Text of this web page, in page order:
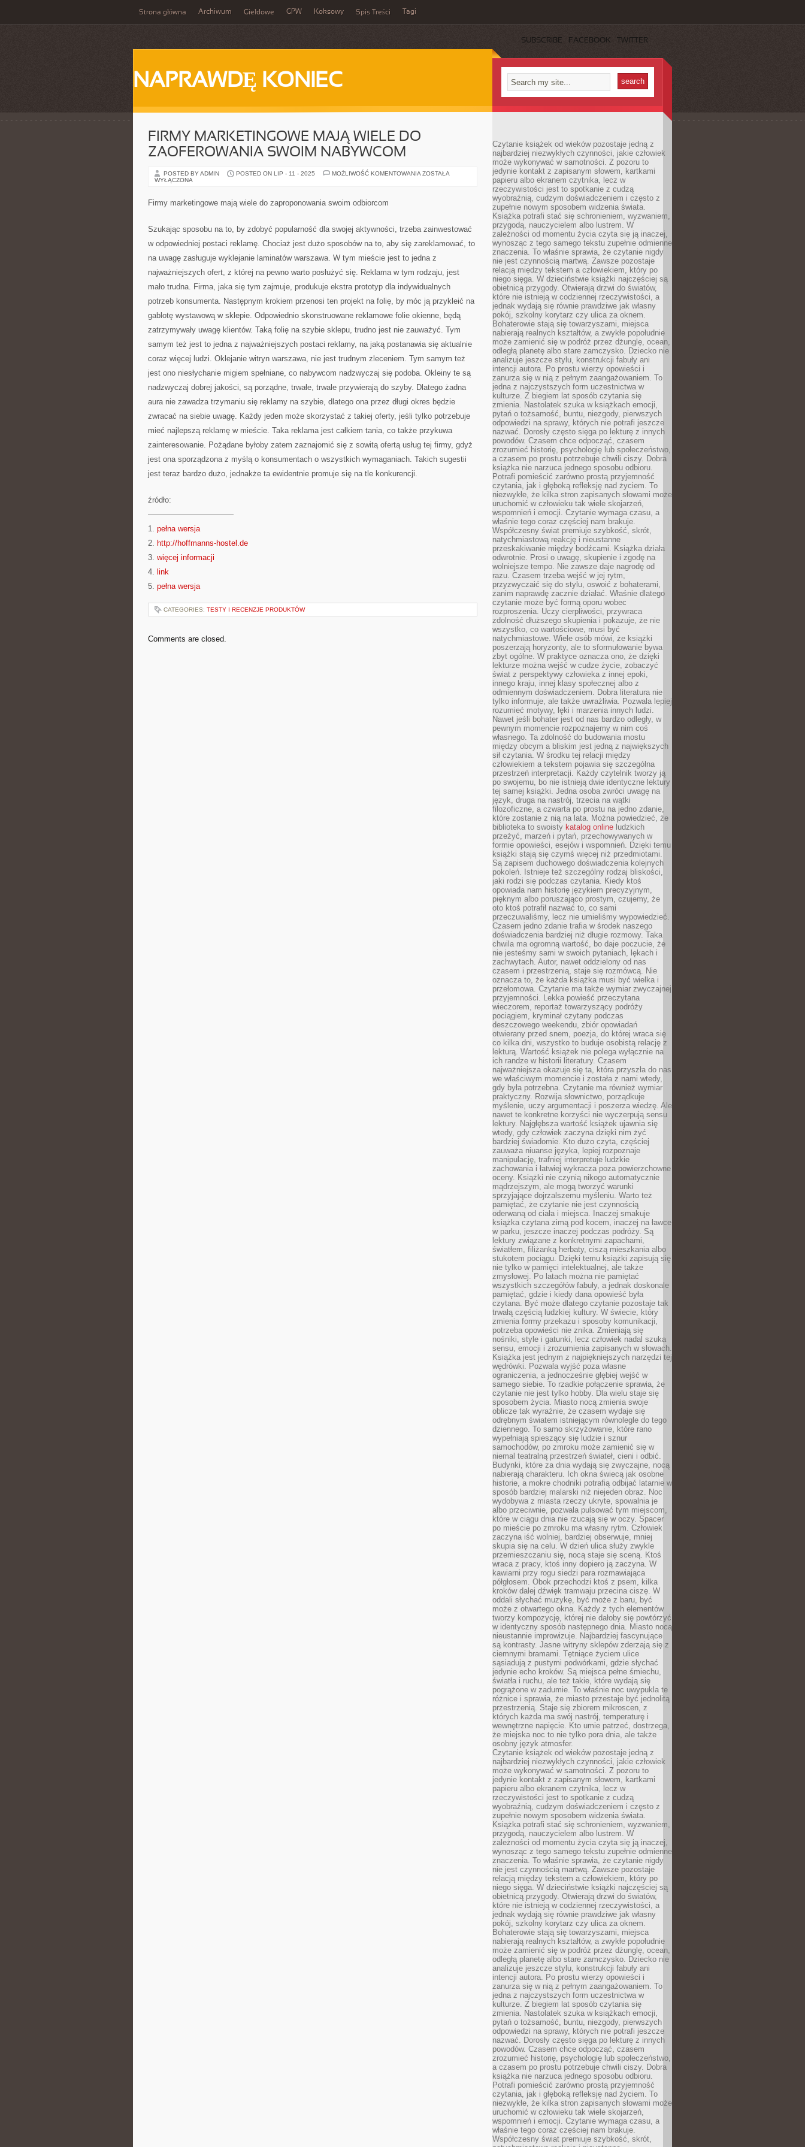
Strona główna Archiwum Giełdowe GPW Koksowy Spis Treści Tagi
SUBSCRIBE FACEBOOK TWITTER
NAPRAWDĘ KONIEC
FIRMY MARKETINGOWE MAJĄ WIELE DO
ZAOFEROWANIA SWOIM NABYWCOM
POSTED BY ADMIN POSTED ON LIP - 11 - 2025 MOŻLIWOŚĆ KOMENTOWANIA FIRMY
ZOSTAŁA
WYŁĄCZONA
Firmy marketingowe mają wiele do zaproponowania swoim odbiorcom
Szukając sposobu na to, by zdobyć popularność dla swojej aktywności, trzeba zainwestować
w odpowiedniej postaci reklamę. Chociaż jest dużo sposobów na to, aby się zareklamować, to
na uwagę zasługuje wyklejanie laminatów warszawa. W tym mieście jest to jedna z
najważniejszych ofert, z której na pewno warto posłużyć się. Reklama w tym rodzaju, jest
mało trudna. Firma, jaka się tym zajmuje, produkuje ekstra prototyp dla indywidualnych
potrzeb konsumenta. Następnym krokiem przenosi ten projekt na folię, by móc ją przykleić na
gablotę wystawową w sklepie. Odpowiednio skonstruowane reklamowe folie okienne, będą
zatrzymywały uwagę klientów. Taką folię na szybie sklepu, trudno jest nie zauważyć. Tym
samym też jest to jedna z najważniejszych postaci reklamy, na jaką postanawia się aktualnie
coraz więcej ludzi. Oklejanie witryn warszawa, nie jest trudnym zleceniem. Tym samym też
jest ono niesłychanie migiem spełniane, co nabywcom nadzwyczaj się podoba. Okleiny te są
nadzwyczaj dobrej jakości, są porządne, trwałe, trwale przywierają do szyby. Dlatego żadna
aura nie zawadza trzymaniu się reklamy na szybie, dlatego ona przez długi okres będzie
zwracać na siebie uwagę. Każdy jeden może skorzystać z takiej oferty, jeśli tylko potrzebuje
mieć najlepszą reklamę w mieście. Taka reklama jest całkiem tania, co także przykuwa
zainteresowanie. Pożądane byłoby zatem zaznajomić się z sowitą ofertą usług tej firmy, gdyż
jest ona sporządzona z myślą o konsumentach o wszystkich wymaganiach. Takich sugestii
jest teraz bardzo dużo, jednakże ta ewidentnie promuje się na tle konkurencji.
źródło:
———————————
1. pełna wersja
2. http://hoffmanns-hostel.de
3. więcej informacji
4. link
5. pełna wersja
CATEGORIES: TESTY I RECENZJE PRODUKTÓW
Comments are closed.
Czytanie książek od wieków pozostaje jedną z
najbardziej niezwykłych czynności, jakie człowiek
może wykonywać w samotności. Z pozoru to
jedynie kontakt z zapisanym słowem, kartkami
papieru albo ekranem czytnika, lecz w
rzeczywistości jest to spotkanie z cudzą
wyobraźnią, cudzym doświadczeniem i często z
zupełnie nowym sposobem widzenia świata.
Książka potrafi stać się schronieniem, wyzwaniem,
przygodą, nauczycielem albo lustrem. W
zależności od momentu życia czyta się ją inaczej,
wynosząc z tego samego tekstu zupełnie odmienne
znaczenia. To właśnie sprawia, że czytanie nigdy
nie jest czynnością martwą. Zawsze pozostaje
relacją między tekstem a człowiekiem, który po
niego sięga. W dzieciństwie książki najczęściej są
obietnicą przygody. Otwierają drzwi do światów,
które nie istnieją w codziennej rzeczywistości, a
jednak wydają się równie prawdziwe jak własny
pokój, szkolny korytarz czy ulica za oknem.
Bohaterowie stają się towarzyszami, miejsca
nabierają realnych kształtów, a zwykłe popołudnie
może zamienić się w podróż przez dżunglę, ocean,
odległą planetę albo stare zamczysko. Dziecko nie
analizuje jeszcze stylu, konstrukcji fabuły ani
intencji autora. Po prostu wierzy opowieści i
zanurza się w nią z pełnym zaangażowaniem. To
jedna z najczystszych form uczestnictwa w
kulturze. Z biegiem lat sposób czytania się
zmienia. Nastolatek szuka w książkach emocji,
pytań o tożsamość, buntu, niezgody, pierwszych
odpowiedzi na sprawy, których nie potrafi jeszcze
nazwać. Dorosły często sięga po lekturę z innych
powodów. Czasem chce odpocząć, czasem
zrozumieć historię, psychologię lub społeczeństwo,
a czasem po prostu potrzebuje chwili ciszy. Dobra
książka nie narzuca jednego sposobu odbioru.
Potrafi pomieścić zarówno prostą przyjemność
czytania, jak i głęboką refleksję nad życiem. To
niezwykłe, że kilka stron zapisanych słowami może
uruchomić w człowieku tak wiele skojarzeń,
wspomnień i emocji. Czytanie wymaga czasu, a
właśnie tego coraz częściej nam brakuje.
Współczesny świat premiuje szybkość, skrót,
natychmiastową reakcję i nieustanne
przeskakiwanie między bodźcami. Książka działa
odwrotnie. Prosi o uwagę, skupienie i zgodę na
wolniejsze tempo. Nie zawsze daje nagrodę od
razu. Czasem trzeba wejść w jej rytm,
przyzwyczaić się do stylu, oswoić z bohaterami,
zanim naprawdę zacznie działać. Właśnie dlatego
czytanie może być formą oporu wobec
rozproszenia. Uczy cierpliwości, przywraca
zdolność dłuższego skupienia i pokazuje, że nie
wszystko, co wartościowe, musi być
natychmiastowe. Wiele osób mówi, że książki
poszerzają horyzonty, ale to sformułowanie bywa
zbyt ogólne. W praktyce oznacza ono, że dzięki
lekturze można wejść w cudze życie, zobaczyć
świat z perspektywy człowieka z innej epoki,
innego kraju, innej klasy społecznej albo z
odmiennym doświadczeniem. Dobra literatura nie
tylko informuje, ale także uwrażliwia. Pozwala lepiej
rozumieć motywy, lęki i marzenia innych ludzi.
Nawet jeśli bohater jest od nas bardzo odległy, w
pewnym momencie rozpoznajemy w nim coś
własnego. Ta zdolność do budowania mostu
między obcym a bliskim jest jedną z największych
sił czytania. W środku tej relacji między
człowiekiem a tekstem pojawia się szczególna
przestrzeń interpretacji. Każdy czytelnik tworzy ją
po swojemu, bo nie istnieją dwie identyczne lektury
tej samej książki. Jedna osoba zwróci uwagę na
język, druga na nastrój, trzecia na wątki
filozoficzne, a czwarta po prostu na jedno zdanie,
które zostanie z nią na lata. Można powiedzieć, że
biblioteka to swoisty katalog online ludzkich
przeżyć, marzeń i pytań, przechowywanych w
formie opowieści, esejów i wspomnień. Dzięki temu
książki stają się czymś więcej niż przedmiotami.
Są zapisem duchowego doświadczenia kolejnych
pokoleń. Istnieje też szczególny rodzaj bliskości,
jaki rodzi się podczas czytania. Kiedy ktoś
opowiada nam historię językiem precyzyjnym,
pięknym albo poruszająco prostym, czujemy, że
oto ktoś potrafił nazwać to, co sami
przeczuwaliśmy, lecz nie umieliśmy wypowiedzieć.
Czasem jedno zdanie trafia w środek naszego
doświadczenia bardziej niż długie rozmowy. Taka
chwila ma ogromną wartość, bo daje poczucie, że
nie jesteśmy sami w swoich pytaniach, lękach i
zachwytach. Autor, nawet oddzielony od nas
czasem i przestrzenią, staje się rozmówcą. Nie
oznacza to, że każda książka musi być wielka i
przełomowa. Czytanie ma także wymiar zwyczajnej
przyjemności. Lekka powieść przeczytana
wieczorem, reportaż towarzyszący podróży
pociągiem, kryminał czytany podczas
deszczowego weekendu, zbiór opowiadań
otwierany przed snem, poezja, do której wraca się
co kilka dni, wszystko to buduje osobistą relację z
lekturą. Wartość książek nie polega wyłącznie na
ich randze w historii literatury. Czasem
najważniejsza okazuje się ta, która przyszła do nas
we właściwym momencie i została z nami wtedy,
gdy była potrzebna. Czytanie ma również wymiar
praktyczny. Rozwija słownictwo, porządkuje
myślenie, uczy argumentacji i poszerza wiedzę. Ale
nawet te konkretne korzyści nie wyczerpują sensu
lektury. Najgłębsza wartość książek ujawnia się
wtedy, gdy człowiek zaczyna dzięki nim żyć
bardziej świadomie. Kto dużo czyta, częściej
zauważa niuanse języka, lepiej rozpoznaje
manipulację, trafniej interpretuje ludzkie
zachowania i łatwiej wykracza poza powierzchowne
oceny. Książki nie czynią nikogo automatycznie
mądrzejszym, ale mogą tworzyć warunki
sprzyjające dojrzalszemu myśleniu. Warto też
pamiętać, że czytanie nie jest czynnością
oderwaną od ciała i miejsca. Inaczej smakuje
książka czytana zimą pod kocem, inaczej na ławce
w parku, jeszcze inaczej podczas podróży. Są
lektury związane z konkretnymi zapachami,
światłem, filiżanką herbaty, ciszą mieszkania albo
stukotem pociągu. Dzięki temu książki zapisują się
nie tylko w pamięci intelektualnej, ale także
zmysłowej. Po latach można nie pamiętać
wszystkich szczegółów fabuły, a jednak doskonale
pamiętać, gdzie i kiedy dana opowieść była
czytana. Być może dlatego czytanie pozostaje tak
trwałą częścią ludzkiej kultury. W świecie, który
zmienia formy przekazu i sposoby komunikacji,
potrzeba opowieści nie znika. Zmieniają się
nośniki, style i gatunki, lecz człowiek nadal szuka
sensu, emocji i zrozumienia zapisanych w słowach.
Książka jest jednym z najpiękniejszych narzędzi tej
wędrówki. Pozwala wyjść poza własne
ograniczenia, a jednocześnie głębiej wejść w
samego siebie. To rzadkie połączenie sprawia, że
czytanie nie jest tylko hobby. Dla wielu staje się
sposobem życia. Miasto nocą zmienia swoje
oblicze tak wyraźnie, że czasem wydaje się
odrębnym światem istniejącym równolegle do tego
dziennego. To samo skrzyżowanie, które rano
wypełniają spieszący się ludzie i sznur
samochodów, po zmroku może zamienić się w
niemal teatralną przestrzeń świateł, cieni i odbić.
Budynki, które za dnia wydają się zwyczajne, nocą
nabierają charakteru. Ich okna świecą jak osobne
historie, a mokre chodniki potrafią odbijać latarnie w
sposób bardziej malarski niż niejeden obraz. Noc
wydobywa z miasta rzeczy ukryte, spowalnia je
albo przeciwnie, pozwala pulsować tym miejscom,
które w ciągu dnia nie rzucają się w oczy. Spacer
po mieście po zmroku ma własny rytm. Człowiek
zaczyna iść wolniej, bardziej obserwuje, mniej
skupia się na celu. W dzień ulica służy zwykle
przemieszczaniu się, nocą staje się sceną. Ktoś
wraca z pracy, ktoś inny dopiero ją zaczyna. W
kawiarni przy rogu siedzi para rozmawiająca
półgłosem. Obok przechodzi ktoś z psem, kilka
kroków dalej dźwięk tramwaju przecina ciszę. W
oddali słychać muzykę, być może z baru, być
może z otwartego okna. Każdy z tych elementów
tworzy kompozycję, której nie dałoby się powtórzyć
w identyczny sposób następnego dnia. Miasto nocą
nieustannie improwizuje. Najbardziej fascynujące
są kontrasty. Jasne witryny sklepów zderzają się z
ciemnymi bramami. Tętniące życiem ulice
sąsiadują z pustymi podwórkami, gdzie słychać
jedynie echo kroków. Są miejsca pełne śmiechu,
światła i ruchu, ale też takie, które wydają się
pogrążone w zadumie. To właśnie noc uwypukla te
różnice i sprawia, że miasto przestaje być jednolitą
przestrzenią. Staje się zbiorem mikroscen, z
których każda ma swój nastrój, temperaturę i
wewnętrzne napięcie. Kto umie patrzeć, dostrzega,
że miejska noc to nie tylko pora dnia, ale także
osobny język atmosfer.
Czytanie książek od wieków pozostaje jedną z
najbardziej niezwykłych czynności, jakie człowiek
może wykonywać w samotności. Z pozoru to
jedynie kontakt z zapisanym słowem, kartkami
papieru albo ekranem czytnika, lecz w
rzeczywistości jest to spotkanie z cudzą
wyobraźnią, cudzym doświadczeniem i często z
zupełnie nowym sposobem widzenia świata.
Książka potrafi stać się schronieniem, wyzwaniem,
przygodą, nauczycielem albo lustrem. W
zależności od momentu życia czyta się ją inaczej,
wynosząc z tego samego tekstu zupełnie odmienne
znaczenia. To właśnie sprawia, że czytanie nigdy
nie jest czynnością martwą. Zawsze pozostaje
relacją między tekstem a człowiekiem, który po
niego sięga. W dzieciństwie książki najczęściej są
obietnicą przygody. Otwierają drzwi do światów,
które nie istnieją w codziennej rzeczywistości, a
jednak wydają się równie prawdziwe jak własny
pokój, szkolny korytarz czy ulica za oknem.
Bohaterowie stają się towarzyszami, miejsca
nabierają realnych kształtów, a zwykłe popołudnie
może zamienić się w podróż przez dżunglę, ocean,
odległą planetę albo stare zamczysko. Dziecko nie
analizuje jeszcze stylu, konstrukcji fabuły ani
intencji autora. Po prostu wierzy opowieści i
zanurza się w nią z pełnym zaangażowaniem. To
jedna z najczystszych form uczestnictwa w
kulturze. Z biegiem lat sposób czytania się
zmienia. Nastolatek szuka w książkach emocji,
pytań o tożsamość, buntu, niezgody, pierwszych
odpowiedzi na sprawy, których nie potrafi jeszcze
nazwać. Dorosły często sięga po lekturę z innych
powodów. Czasem chce odpocząć, czasem
zrozumieć historię, psychologię lub społeczeństwo,
a czasem po prostu potrzebuje chwili ciszy. Dobra
książka nie narzuca jednego sposobu odbioru.
Potrafi pomieścić zarówno prostą przyjemność
czytania, jak i głęboką refleksję nad życiem. To
niezwykłe, że kilka stron zapisanych słowami może
uruchomić w człowieku tak wiele skojarzeń,
wspomnień i emocji. Czytanie wymaga czasu, a
właśnie tego coraz częściej nam brakuje.
Współczesny świat premiuje szybkość, skrót,